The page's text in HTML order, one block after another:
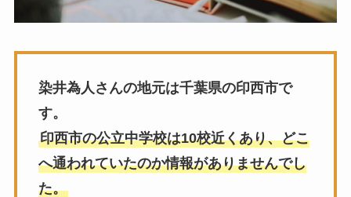
染井為人さんの地元は千葉県の印西市で
す。
印西市の公立中学校は10校近くあり、どこ
へ通われていたのか情報がありませんでし
た。